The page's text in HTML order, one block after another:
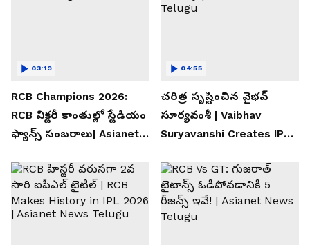
RCB Champions 2026:
RCB విక్టరీ కాంతుల్లో స్టేడియం
ఫ్యాన్స్ సంబరాలు| Asianet
03:19
చరిత్ర సృష్టించిన వైభవ్
సూర్యవంశీ | Vaibhav
Suryavanshi Creates IPL
Telugu
04:55